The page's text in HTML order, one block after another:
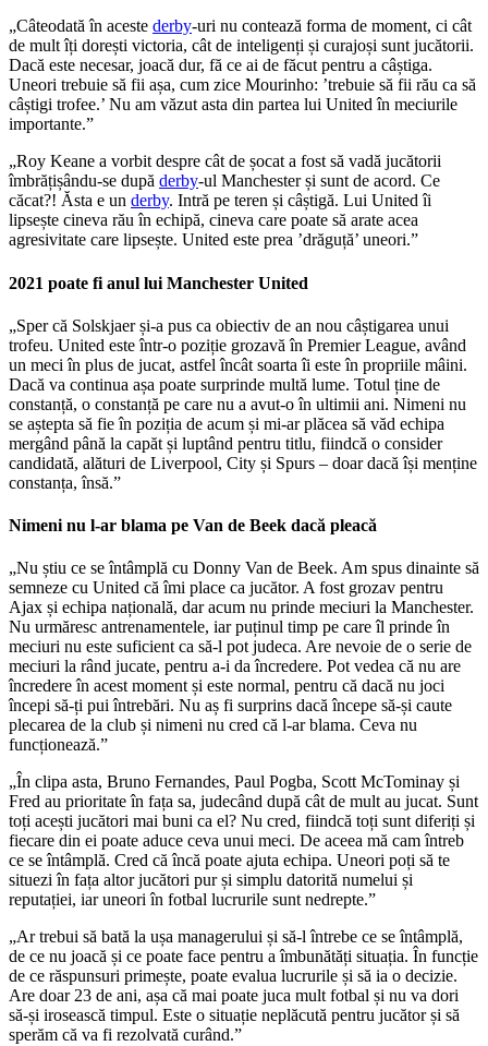
„Câteodată în aceste derby-uri nu contează forma de moment, ci cât
de mult îți dorești victoria, cât de inteligenți și curajoși sunt jucătorii.
Dacă este necesar, joacă dur, fă ce ai de făcut pentru a câștiga.
Uneori trebuie să fii așa, cum zice Mourinho: ’trebuie să fii rău ca să
câștigi trofee.’ Nu am văzut asta din partea lui United în meciurile
importante.”
„Roy Keane a vorbit despre cât de șocat a fost să vadă jucătorii
îmbrățișându-se după derby-ul Manchester și sunt de acord. Ce
căcat?! Ăsta e un derby. Intră pe teren și câștigă. Lui United îi
lipsește cineva rău în echipă, cineva care poate să arate acea
agresivitate care lipsește. United este prea ’drăguță’ uneori.”
2021 poate fi anul lui Manchester United
„Sper că Solskjaer și-a pus ca obiectiv de an nou câștigarea unui
trofeu. United este într-o poziție grozavă în Premier League, având
un meci în plus de jucat, astfel încât soarta îi este în propriile mâini.
Dacă va continua așa poate surprinde multă lume. Totul ține de
constanță, o constanță pe care nu a avut-o în ultimii ani. Nimeni nu
se aștepta să fie în poziția de acum și mi-ar plăcea să văd echipa
mergând până la capăt și luptând pentru titlu, fiindcă o consider
candidată, alături de Liverpool, City și Spurs – doar dacă își menține
constanța, însă.”
Nimeni nu l-ar blama pe Van de Beek dacă pleacă
„Nu știu ce se întâmplă cu Donny Van de Beek. Am spus dinainte să
semneze cu United că îmi place ca jucător. A fost grozav pentru
Ajax și echipa națională, dar acum nu prinde meciuri la Manchester.
Nu urmăresc antrenamentele, iar puținul timp pe care îl prinde în
meciuri nu este suficient ca să-l pot judeca. Are nevoie de o serie de
meciuri la rând jucate, pentru a-i da încredere. Pot vedea că nu are
încredere în acest moment și este normal, pentru că dacă nu joci
începi să-ți pui întrebări. Nu aș fi surprins dacă începe să-și caute
plecarea de la club și nimeni nu cred că l-ar blama. Ceva nu
funcționează.”
„În clipa asta, Bruno Fernandes, Paul Pogba, Scott McTominay și
Fred au prioritate în fața sa, judecând după cât de mult au jucat. Sunt
toți acești jucători mai buni ca el? Nu cred, fiindcă toți sunt diferiți și
fiecare din ei poate aduce ceva unui meci. De aceea mă cam întreb
ce se întâmplă. Cred că încă poate ajuta echipa. Uneori poți să te
situezi în fața altor jucători pur și simplu datorită numelui și
reputației, iar uneori în fotbal lucrurile sunt nedrepte.”
„Ar trebui să bată la ușa managerului și să-l întrebe ce se întâmplă,
de ce nu joacă și ce poate face pentru a îmbunătăți situația. În funcție
de ce răspunsuri primește, poate evalua lucrurile și să ia o decizie.
Are doar 23 de ani, așa că mai poate juca mult fotbal și nu va dori
să-și irosească timpul. Este o situație neplăcută pentru jucător și să
sperăm că va fi rezolvată curând.”